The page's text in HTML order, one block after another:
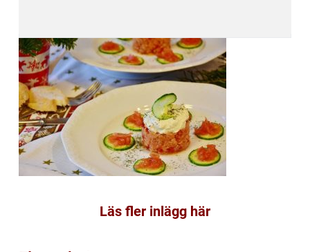
Läs fler inlägg här